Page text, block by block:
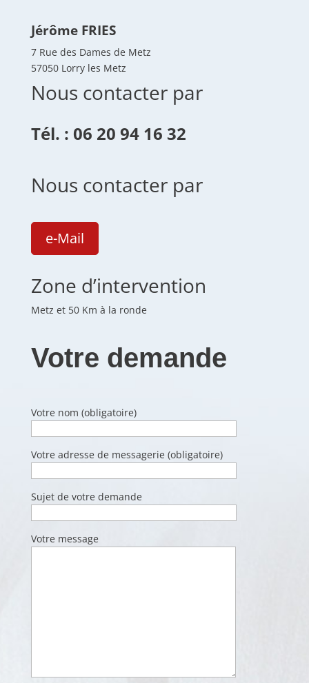
Jérôme FRIES
7 Rue des Dames de Metz
57050 Lorry les Metz
Nous contacter par
Tél. : 06 20 94 16 32
Nous contacter par
e-Mail
Zone d’intervention
Metz et 50 Km à la ronde
Votre demande
Votre nom (obligatoire)
Votre adresse de messagerie (obligatoire)
Sujet de votre demande
Votre message